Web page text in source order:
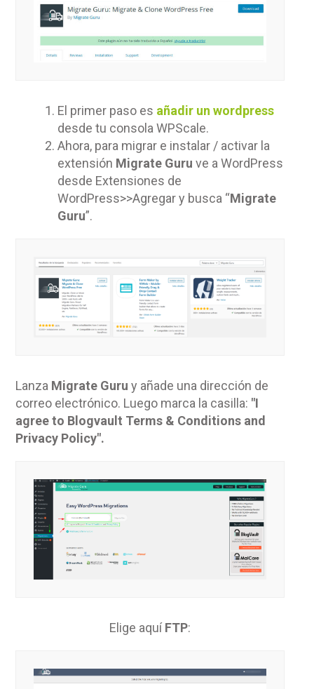
El primer paso es añadir un wordpress
desde tu consola WPScale.
Ahora, para migrar e instalar / activar la
extensión Migrate Guru ve a WordPress
desde Extensiones de
WordPress>>Agregar y busca “Migrate
Guru”.
Lanza Migrate Guru y añade una dirección de
correo electrónico. Luego marca la casilla: "I
agree to Blogvault Terms & Conditions and
Privacy Policy".
Elige aquíFTP: